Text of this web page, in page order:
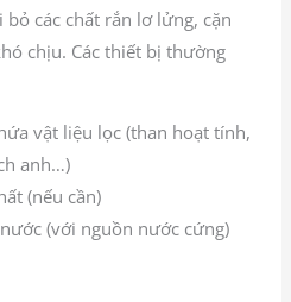
các chất rắn lơ lửng, cặn
chịu. Các thiết bị thường
vật liệu lọc (than hoạt tính,
anh…)
(nếu cần)
(với nguồn nước cứng)